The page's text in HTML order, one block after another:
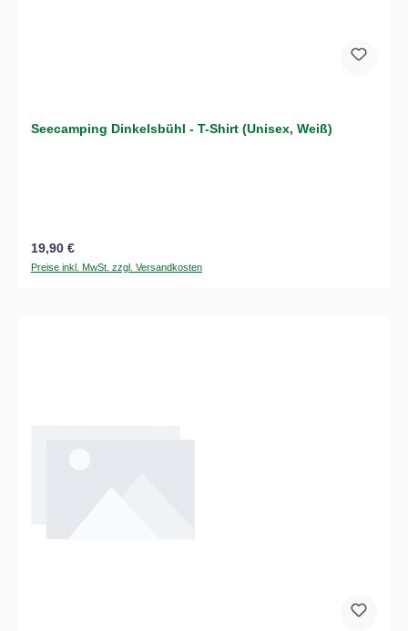
Seecamping Dinkelsbühl - T-Shirt (Unisex, Weiß)
Regulärer Preis:
19,90 €
Preise inkl. MwSt. zzgl. Versandkosten